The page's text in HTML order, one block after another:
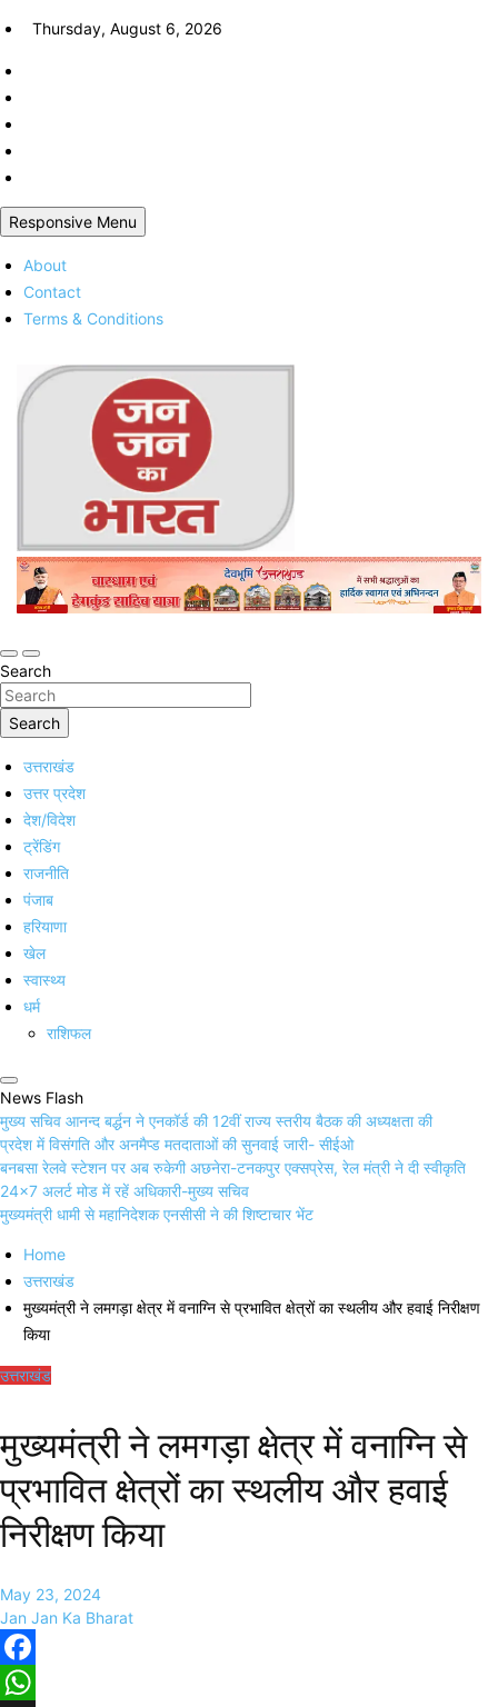
Skip
content
Thursday, August 6, 2026
Responsive Menu
About
Contact
Terms & Conditions
Jan Jan Ka Bharat
Online Trending Hindi News Website
Search
Search
उत्तराखंड
उत्तर प्रदेश
देश/विदेश
ट्रेंडिंग
राजनीति
पंजाब
हरियाणा
खेल
स्वास्थ्य
धर्म
राशिफल
News Flash
मुख्य सचिव आनन्द बर्द्धन ने एनकॉर्ड की 12वीं राज्य स्तरीय बैठक की अध्यक्षता की
प्रदेश में विसंगति और अनमैप्ड मतदाताओं की सुनवाई जारी- सीईओ
बनबसा रेलवे स्टेशन पर अब रुकेगी अछनेरा-टनकपुर एक्सप्रेस, रेल मंत्री ने दी स्वीकृति
24×7 अलर्ट मोड में रहें अधिकारी-मुख्य सचिव
मुख्यमंत्री धामी से महानिदेशक एनसीसी ने की शिष्टाचार भेंट
Home
उत्तराखंड
मुख्यमंत्री ने लमगड़ा क्षेत्र में वनाग्नि से प्रभावित क्षेत्रों का स्थलीय और हवाई निरीक्षण
किया
उत्तराखंड
मुख्यमंत्री ने लमगड़ा क्षेत्र में वनाग्नि से
प्रभावित क्षेत्रों का स्थलीय और हवाई
निरीक्षण किया
May 23, 2024
Jan Jan Ka Bharat
Facebook